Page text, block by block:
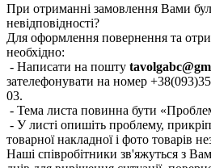
При отриманні замовлення Вами
невідповідності?
Для оформлення повернення та
необхідно:
- Написати на пошту
зателефонувати на номер
03.
- Тема листа повинна бути
- У листі опишіть проблему,
товарної накладної і фото товарів
Наші співробітники зв'яжуться з